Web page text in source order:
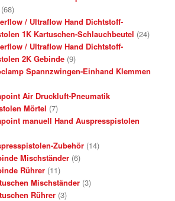
(68)
/ Ultraflow Hand Dichtstoff-
1K Kartuschen-Schlauchbeutel (24)
/ Ultraflow Hand Dichtstoff-
2K Gebinde (9)
Spannzwingen-Einhand Klemmen
Air Druckluft-Pneumatik
Mörtel (7)
manuell Hand Auspresspistolen
Zubehör (14)
Mischständer (6)
Rührer (11)
Mischständer (3)
Rührer (3)